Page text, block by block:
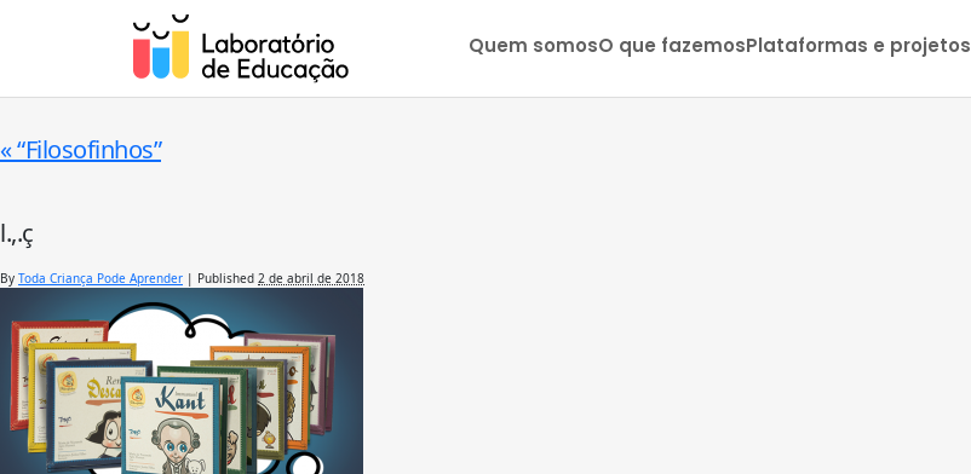
Quem somosO que fazemosPlataformas e projetos
«“Filosofinhos”
l.,.ç
By Toda Criança Pode Aprender | Published 2 de abril de 2018